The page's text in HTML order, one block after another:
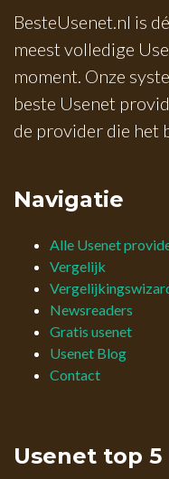
BesteUsenet.nl is
meest volledige
moment. Onze
beste Usenet
de provider die het
Navigatie
Alle Usenet
Vergelijk
Newsreaders
Gratis usenet
Usenet Blog
Contact
Usenet top 5